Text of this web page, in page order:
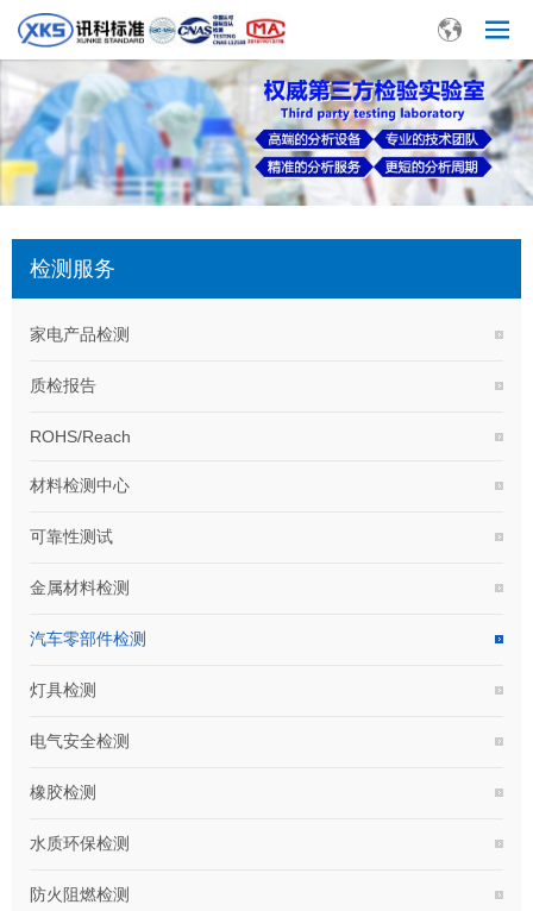
检测服务
家电产品检测
质检报告
ROHS/Reach
材料检测中心
可靠性测试
金属材料检测
汽车零部件检测
灯具检测
电气安全检测
橡胶检测
水质环保检测
防火阻燃检测